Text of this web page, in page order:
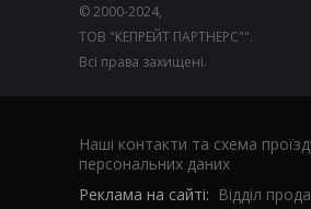
© 2000-2024,
ТОВ "КЕПРЕЙТ ПАРТНЕРС"".
Всі права захищені.
Наші контакти та схема
персональних даних
Реклама на сайті: Відділ